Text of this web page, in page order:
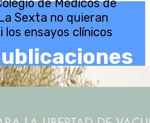
de Médicos de
Sexta no quieran
los ensayos clínicos